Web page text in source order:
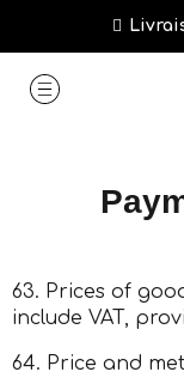
63. Prices of
include VAT,
64. Price and